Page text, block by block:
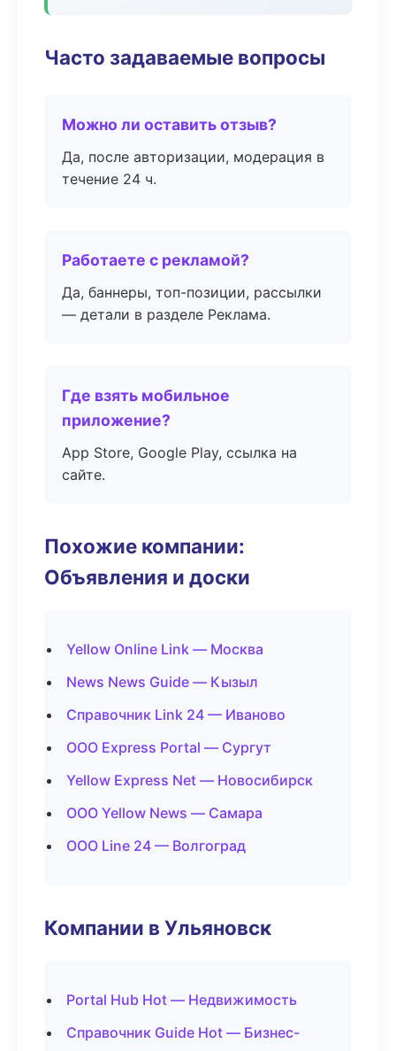
Часто задаваемые вопросы
Можно ли оставить отзыв?
Да, после авторизации, модерация в
течение 24 ч.
Работаете с рекламой?
Да, баннеры, топ-позиции, рассылки
— детали в разделе Реклама.
Где взять мобильное
приложение?
App Store, Google Play, ссылка на
сайте.
Похожие компании:
Объявления и доски
Yellow Online Link — Москва
News News Guide — Кызыл
Справочник Link 24 — Иваново
ООО Express Portal — Сургут
Yellow Express Net — Новосибирск
ООО Yellow News — Самара
ООО Line 24 — Волгоград
Компании в Ульяновск
Portal Hub Hot — Недвижимость
Справочник Guide Hot — Бизнес-